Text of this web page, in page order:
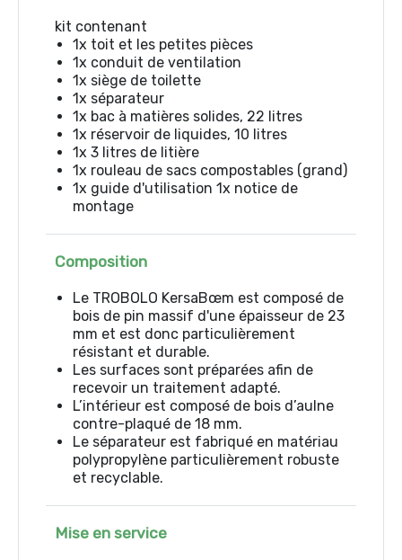
kit contenant
1x toit et les petites pièces
1x conduit de ventilation
1x siège de toilette
1x séparateur
1x bac à matières solides, 22 litres
1x réservoir de liquides, 10 litres
1x 3 litres de litière
1x rouleau de sacs compostables (grand)
1x guide d'utilisation 1x notice de
montage
Composition
Le TROBOLO KersaBœm est composé de
bois de pin massif d'une épaisseur de 23
mm et est donc particulièrement
résistant et durable.
Les surfaces sont préparées afin de
recevoir un traitement adapté.
L’intérieur est composé de bois d’aulne
contre-plaqué de 18 mm.
Le séparateur est fabriqué en matériau
polypropylène particulièrement robuste
et recyclable.
Mise en service